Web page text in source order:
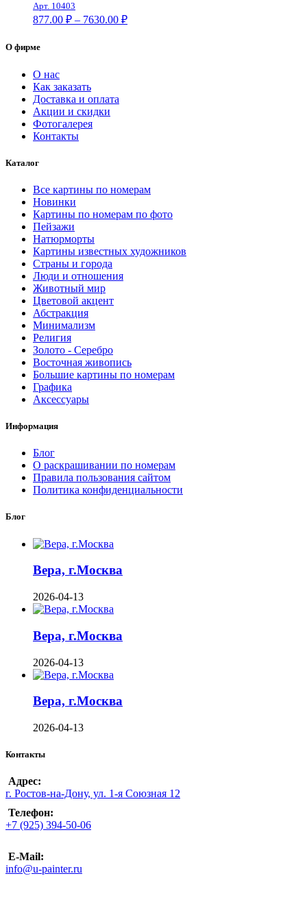
Арт. 10403
877.00 ₽ – 7630.00 ₽Диапазон
О фирме
О нас
Как заказать
Доставка и оплата
Акции и скидки
Фотогалерея
Контакты
Каталог
Все картины по номерам
Новинки
Картины по номерам по фото
Пейзажи
Натюрморты
Картины известных художников
Страны и города
Люди и отношения
Животный мир
Цветовой акцент
Абстракция
Минимализм
Религия
Золото - Серебро
Восточная живопись
Большие картины по номерам
Графика
Аксессуары
Информация
Блог
О раскрашивании по номерам
Правила пользования сайтом
Политика конфиденциальности
Блог
Вера, г.Москва
2026-04-13
Вера, г.Москва
2026-04-13
Вера, г.Москва
2026-04-13
Контакты
Адрес:
г. Ростов-на-Дону, ул. 1-я Союзная 12
Телефон:
+7 (925) 394-50-06
E-Mail:
info@u-painter.ru